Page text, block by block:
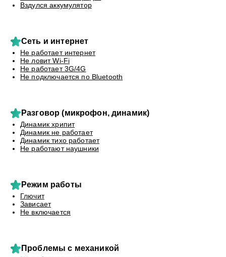
Вздулся аккумулятор
Сеть и интернет
Не работает интернет
Не ловит Wi-Fi
Не работает 3G/4G
Не подключается по Bluetooth
Разговор (микрофон, динамик)
Динамик хрипит
Динамик не работает
Динамик тихо работает
Не работают наушники
Режим работы
Глючит
Зависает
Не включается
Проблемы с механикой